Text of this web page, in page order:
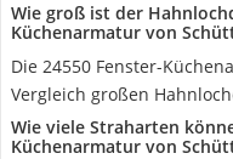
Wie groß ist der
Küchenarmatur von
Die 24550 Fenster-
Vergleich großen
Wie viele Straharten
Küchenarmatur von